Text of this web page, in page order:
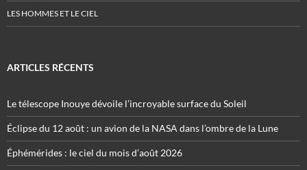
LES HOMMES ET LE CIEL
ARTICLES RÉCENTS
Le télescope Inouye dévoile l’incroyable surface du Soleil
Éclipse du 12 août : un avion de la NASA dans l’ombre de la Lune
Éphémérides : le ciel du mois d’août 2026